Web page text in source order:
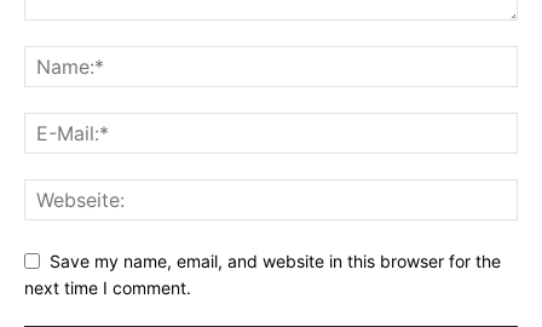
Save my name, email, and website in this browser for the
next time I comment.